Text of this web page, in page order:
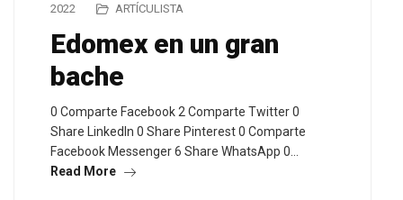
2022
ARTÍCULISTA
Edomex en un gran
bache
0 Comparte Facebook 2 Comparte Twitter 0
Share LinkedIn 0 Share Pinterest 0 Comparte
Facebook Messenger 6 Share WhatsApp 0…
Read More